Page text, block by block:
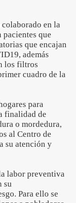
colaborado en la
que
que encajan
además
los filtros
cuadro de la
para
finalidad de
o mordedura,
al Centro de
su atención y
labor preventiva
su
Para ello se